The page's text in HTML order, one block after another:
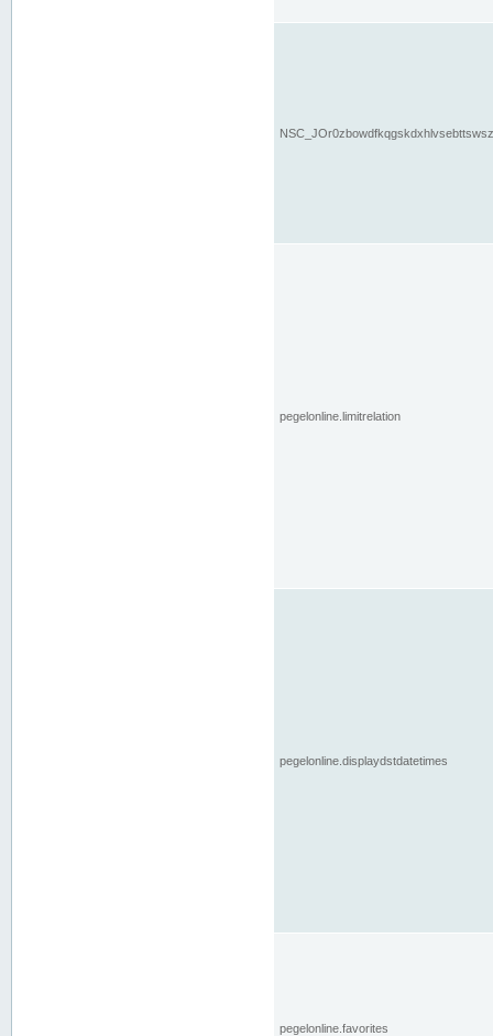
pegelonline.limitrelation
pegelonline.displaydstdatetimes
pegelonline.favorites